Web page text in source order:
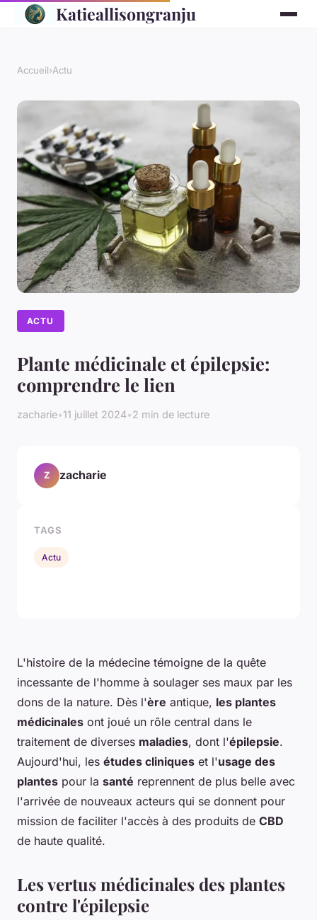
Katieallisongranju
Accueil›Actu
ACTU
Plante médicinale et épilepsie:
comprendre le lien
zacharie•11 juillet 2024•2 min de lecture
L'histoire de la médecine témoigne de la quête
incessante de l'homme à soulager ses maux par les
dons de la nature. Dès l'ère antique, les plantes
médicinales ont joué un rôle central dans le
traitement de diverses maladies, dont l'épilepsie.
Aujourd'hui, les études cliniques et l'usage des
plantes pour la santé reprennent de plus belle avec
l'arrivée de nouveaux acteurs qui se donnent pour
mission de faciliter l'accès à des produits de CBD
de haute qualité.
Les vertus médicinales des plantes
contre l'épilepsie
Z zacharie
TAGS
Actu